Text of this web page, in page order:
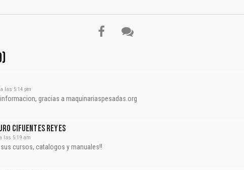
las 5:14 pm
gracias a maquinariaspesadas.org
Cifuentes Reyes
las 5:19 am
cursos, catalogos y manuales!!